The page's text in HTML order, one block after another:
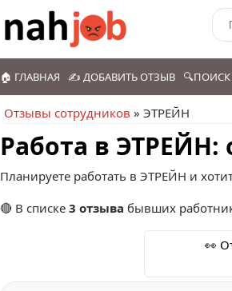
🏠 ГЛАВНАЯ ✍️ ДОБАВИТЬ ОТЗЫВ 🔍ПОИСК
Отзывы сотрудников » ЭТРЕЙН
Работа в
Планируете работать в ЭТРЕЙН и
🔴 В списке 3 отзыва бывших
👀